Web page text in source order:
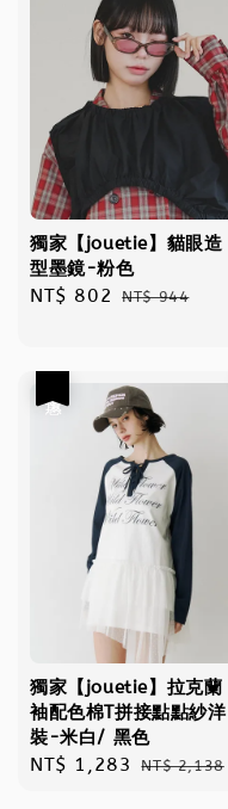
獨家【jouetie】貓眼造
型墨鏡-粉色
Sale
NT$ 802 Regular
NT$ 944
獨家【jouetie】拉克蘭
袖配色棉T拼接點點紗洋
裝-米白/ 黑色
Sale
NT$ 1,283 Regular
NT$ 2,138